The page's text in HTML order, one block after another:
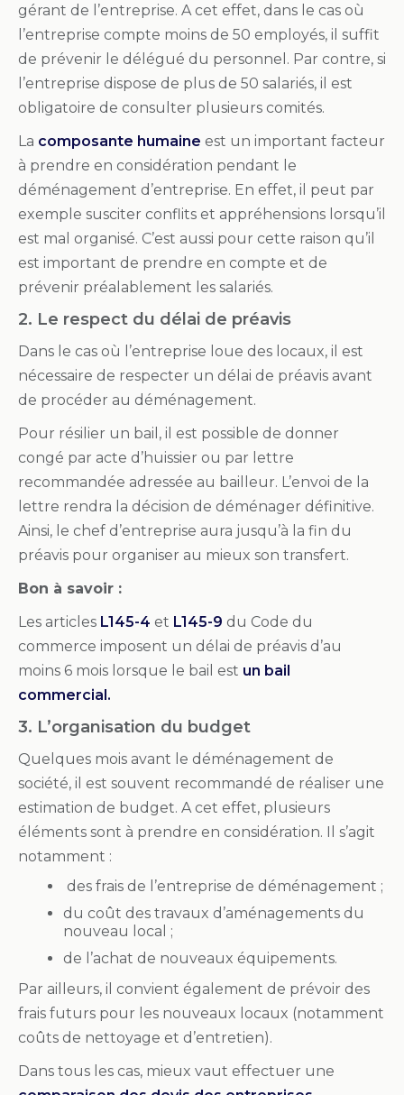
gérant de l’entreprise. A cet effet, dans le cas où
l’entreprise compte moins de 50 employés, il suffit
de prévenir le délégué du personnel. Par contre, si
l’entreprise dispose de plus de 50 salariés, il est
obligatoire de consulter plusieurs comités.
La composante humaine est un important facteur
à prendre en considération pendant le
déménagement d’entreprise. En effet, il peut par
exemple susciter conflits et appréhensions lorsqu’il
est mal organisé. C’est aussi pour cette raison qu’il
est important de prendre en compte et de
prévenir préalablement les salariés.
2. Le respect du délai de préavis
Dans le cas où l’entreprise loue des locaux, il est
nécessaire de respecter un délai de préavis avant
de procéder au déménagement.
Pour résilier un bail, il est possible de donner
congé par acte d’huissier ou par lettre
recommandée adressée au bailleur. L’envoi de la
lettre rendra la décision de déménager définitive.
Ainsi, le chef d’entreprise aura jusqu’à la fin du
préavis pour organiser au mieux son transfert.
Bon à savoir :
Les articles L145-4 et L145-9 du Code du
commerce imposent un délai de préavis d’au
moins 6 mois lorsque le bail est un bail
commercial.
3. L’organisation du budget
Quelques mois avant le déménagement de
société, il est souvent recommandé de réaliser une
estimation de budget. A cet effet, plusieurs
éléments sont à prendre en considération. Il s’agit
notamment :
des frais de l’entreprise de déménagement ;
du coût des travaux d’aménagements du
nouveau local ;
de l’achat de nouveaux équipements.
Par ailleurs, il convient également de prévoir des
frais futurs pour les nouveaux locaux (notamment
coûts de nettoyage et d’entretien).
Dans tous les cas, mieux vaut effectuer une